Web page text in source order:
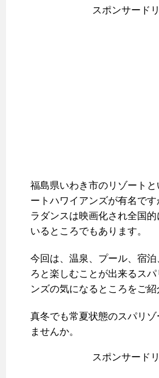
スポンサード
福島県いわき市のリゾート
ートハワイアンズが有名で
ラダンスは映画化され全国
いるところでもあります。
今回は、温泉、プール、宿
ろと楽しむことが出来るス
ンズの気になるところをご紹
真冬でも常夏状態のスパリ
ませんか。
スポンサード